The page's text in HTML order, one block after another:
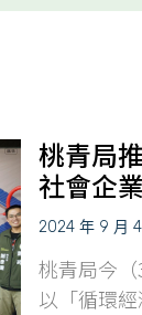
桃青局
社會企
2024 年 9 月 4
桃青局今
以「循環